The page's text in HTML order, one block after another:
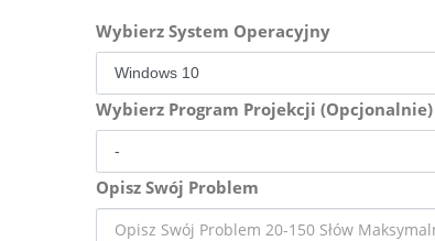
Wybierz System Operacyjny
Wybierz Program Projekcji (Opcjonalnie)
Opisz Swój Problem